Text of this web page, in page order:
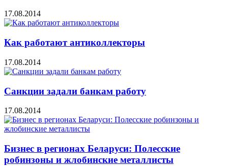
17.08.2014
Как работают антиколлекторы
17.08.2014
Санкции задали банкам работу
17.08.2014
Бизнес в регионах Беларуси: Полесские
робинзоны и жлобинские металлисты